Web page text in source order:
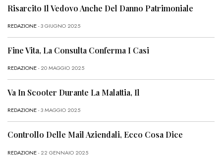
Risarcito Il Vedovo Anche Del Danno Patrimoniale
REDAZIONE- 3 GIUGNO 2025
Fine Vita, La Consulta Conferma I Casi
REDAZIONE- 20 MAGGIO 2025
Va In Scooter Durante La Malattia, Il
REDAZIONE- 3 MAGGIO 2025
Controllo Delle Mail Aziendali, Ecco Cosa Dice
REDAZIONE- 22 GENNAIO 2025